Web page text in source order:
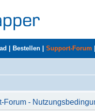
Bestellen Support-Forum
Forum -